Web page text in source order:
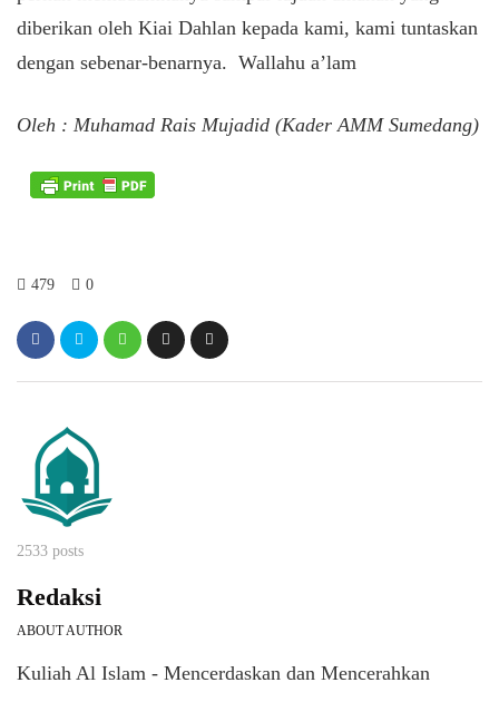
diberikan oleh Kiai Dahlan kepada kami, kami tuntaskan
dengan sebenar-benarnya. Wallahu a’lam
Oleh : Muhamad Rais Mujadid (Kader AMM Sumedang)
479 0
2533 posts
Redaksi
ABOUT AUTHOR
Kuliah Al Islam - Mencerdaskan dan Mencerahkan